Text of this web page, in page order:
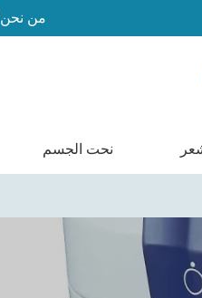
من نحن
نحت الجسم